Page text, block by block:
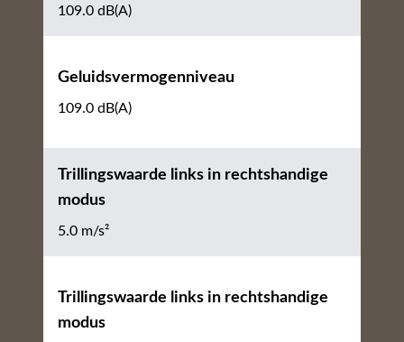
109.0 dB(A)
Geluidsvermogenniveau
109.0 dB(A)
Trillingswaarde links in rechtshandige
modus
5.0 m/s²
Trillingswaarde links in rechtshandige
modus